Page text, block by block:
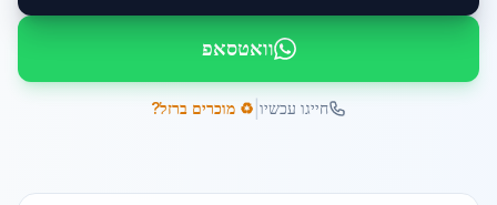
וואטסאפ
חייגו עכשיו ♻️ מוכרים ברזל?